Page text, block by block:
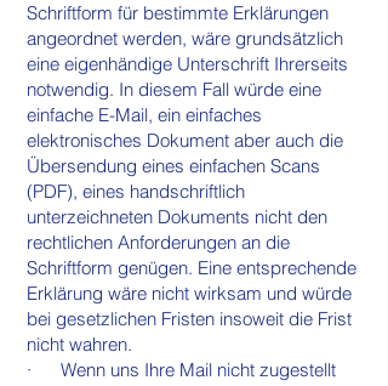
Schriftform für bestimmte Erklärungen
angeordnet werden, wäre grundsätzlich
eine eigenhändige Unterschrift Ihrerseits
notwendig. In diesem Fall würde eine
einfache E-Mail, ein einfaches
elektronisches Dokument aber auch die
Übersendung eines einfachen Scans
(PDF), eines handschriftlich
unterzeichneten Dokuments nicht den
rechtlichen Anforderungen an die
Schriftform genügen. Eine entsprechende
Erklärung wäre nicht wirksam und würde
bei gesetzlichen Fristen insoweit die Frist
nicht wahren.
· Wenn uns Ihre Mail nicht zugestellt